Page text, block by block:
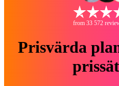
from 33 572
Prisvärda